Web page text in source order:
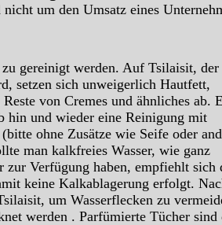
nicht um den Umsatz eines
gereinigt werden. Auf Tsilaisit, der
setzen sich unweigerlich Hautfett,
von Cremes und ähnliches ab.
hin und wieder eine Reinigung mit
ohne Zusätze wie Seife oder
man kalkfreies Wasser, wie ganz
zur Verfügung haben, empfiehlt sich
keine Kalkablagerung erfolgt.
um Wasserflecken zu
werden . Parfümierte Tücher sind